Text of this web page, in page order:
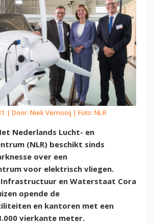
| Door: Niek Vernooij | Foto: NLR
Nederlands Lucht- en
(NLR) beschikt sinds
over een
voor elektrisch vliegen.
en Waterstaat Cora
opende de
en kantoren met een
vierkante meter.